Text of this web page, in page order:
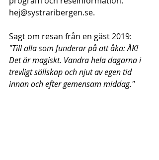
hej@systraribergen.se.
Sagt om resan från en gäst 2019:
"Till alla som funderar på att åka: ÅK!
Det är magiskt. Vandra hela dagarna i
trevligt sällskap och njut av egen tid
innan och efter gemensam middag."